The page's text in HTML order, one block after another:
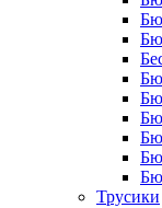
Трусики